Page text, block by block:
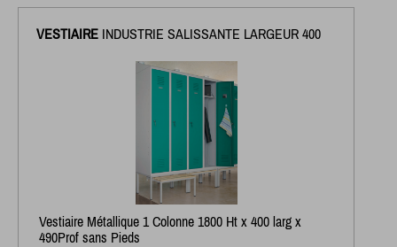
VESTIAIRE INDUSTRIE SALISSANTE LARGEUR 400
Vestiaire Métallique 1 Colonne 1800 Ht x 400 larg x
490Prof sans Pieds